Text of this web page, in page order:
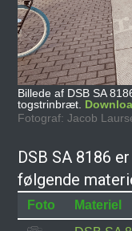
Billede af DSB SA
togstrinbræt.
Fotograf: Jacob
DSB SA 8186
følgende
Foto Materiel